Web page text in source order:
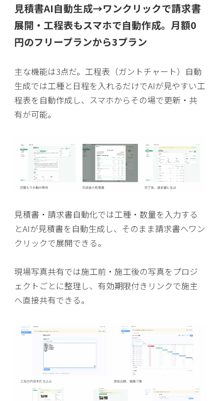
見積書AI自動生成→ワンクリックで請求書
展開・工程表もスマホで自動作成。月額0
円のフリープランから3プラン
主な機能は3点だ。工程表（ガントチャート）自動
生成では工種と日程を入れるだけでAIが見やすい工
程表を自動作成し、スマホからその場で更新・共
有が可能。
見積書・請求書自動化では工種・数量を入力する
とAIが見積書を自動生成し、そのまま請求書へワン
クリックで展開できる。
現場写真共有では施工前・施工後の写真をプロジ
ェクトごとに整理し、有効期限付きリンクで施主
へ直接共有できる。